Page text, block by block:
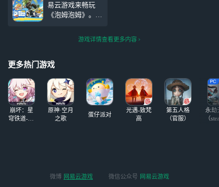
易云游戏来畅玩
《泡姆泡姆》。无
内存，只需一键登
录，即可随时上线
同时支持手机（安
持）、PC（网页&
客户端，尽享模拟
器般体验，支持M
ac&Windows系
统）、TV3种游戏
游戏详情查看更多内容
更多热门游戏
崩坏：星
穹铁道-4.4
原神·空月
之歌
蛋仔派对
光遇-致梵
高
第五人格
（官服）
永劫
（
微博 网易云游戏 微信公众号 网易云游戏